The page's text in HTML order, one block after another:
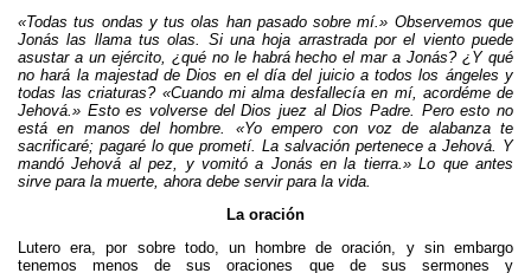
«Todas tus ondas y tus olas han pasado sobre mí.» Observemos que
Jonás las llama tus olas. Si una hoja arrastrada por el viento puede
asustar a un ejército, ¿qué no le habrá hecho el mar a Jonás? ¿Y qué
no hará la majestad de Dios en el día del juicio a todos los ángeles y
todas las criaturas? «Cuando mi alma desfallecía en mí, acordéme de
Jehová.» Esto es volverse del Dios juez al Dios Padre. Pero esto no
está en manos del hombre. «Yo empero con voz de alabanza te
sacrificaré; pagaré lo que prometí. La salvación pertenece a Jehová. Y
mandó Jehová al pez, y vomitó a Jonás en la tierra.» Lo que antes
sirve para la muerte, ahora debe servir para la vida.
La oración
Lutero era, por sobre todo, un hombre de oración, y sin embargo
tenemos menos de sus oraciones que de sus sermones y